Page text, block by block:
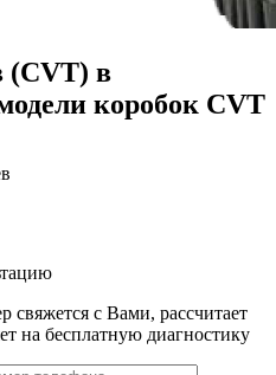
(CVT) в
коробок CVT
свяжется с Вами, расcчитает
на бесплатную диагностику